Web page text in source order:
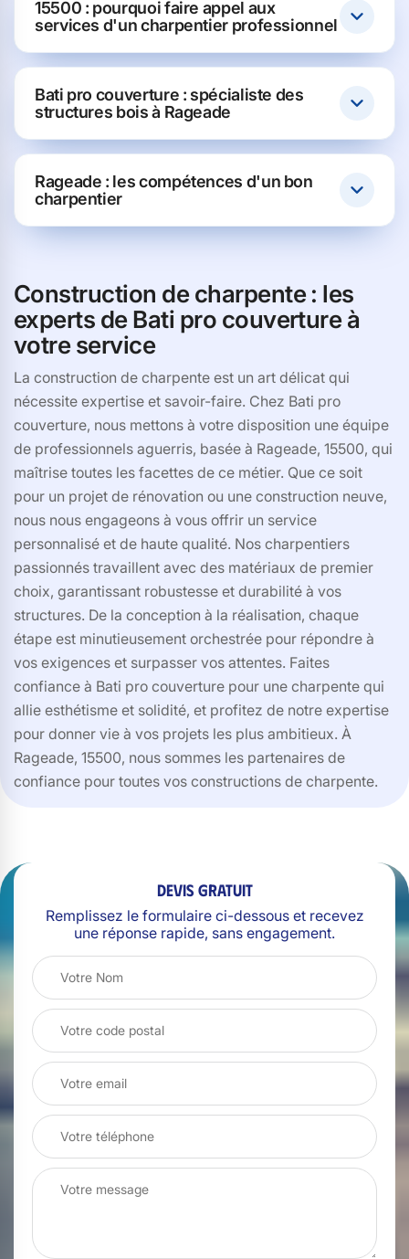
15500 : pourquoi faire appel aux
services d'un charpentier professionnel
Bati pro couverture : spécialiste des
structures bois à Rageade
Rageade : les compétences d'un bon
charpentier
Construction de charpente : les
experts de Bati pro couverture à
votre service
La construction de charpente est un art délicat qui
nécessite expertise et savoir-faire. Chez Bati pro
couverture, nous mettons à votre disposition une équipe
de professionnels aguerris, basée à Rageade, 15500, qui
maîtrise toutes les facettes de ce métier. Que ce soit
pour un projet de rénovation ou une construction neuve,
nous nous engageons à vous offrir un service
personnalisé et de haute qualité. Nos charpentiers
passionnés travaillent avec des matériaux de premier
choix, garantissant robustesse et durabilité à vos
structures. De la conception à la réalisation, chaque
étape est minutieusement orchestrée pour répondre à
vos exigences et surpasser vos attentes. Faites
confiance à Bati pro couverture pour une charpente qui
allie esthétisme et solidité, et profitez de notre expertise
pour donner vie à vos projets les plus ambitieux. À
Rageade, 15500, nous sommes les partenaires de
confiance pour toutes vos constructions de charpente.
Devis gratuit
Remplissez le formulaire ci-dessous et recevez
une réponse rapide, sans engagement.